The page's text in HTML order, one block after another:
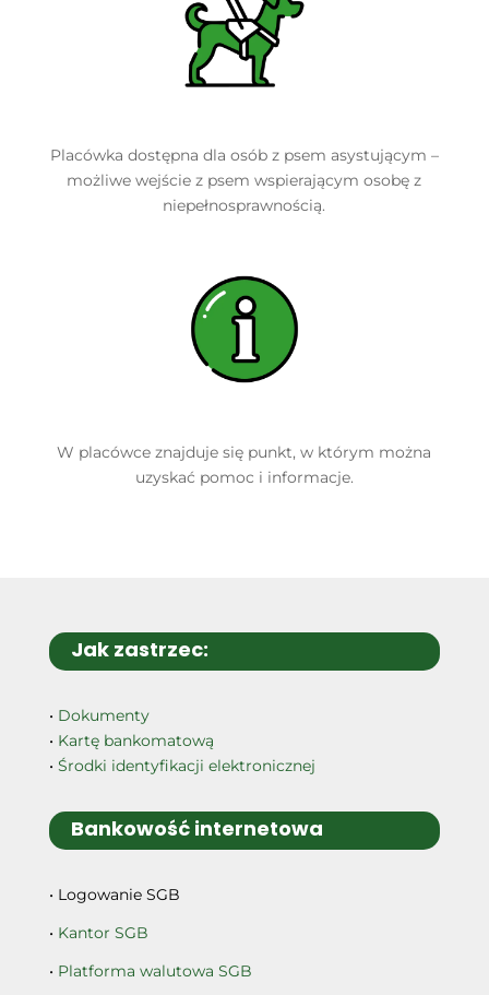
Placówka dostępna dla osób z psem asystującym –
możliwe wejście z psem wspierającym osobę z
niepełnosprawnością.
W placówce znajduje się punkt, w którym można
uzyskać pomoc i informacje.
Jak zastrzec:
• Dokumenty
• Kartę bankomatową
• Środki identyfikacji elektronicznej
Bankowość internetowa
• Logowanie SGB
• Kantor SGB
• Platforma walutowa SGB